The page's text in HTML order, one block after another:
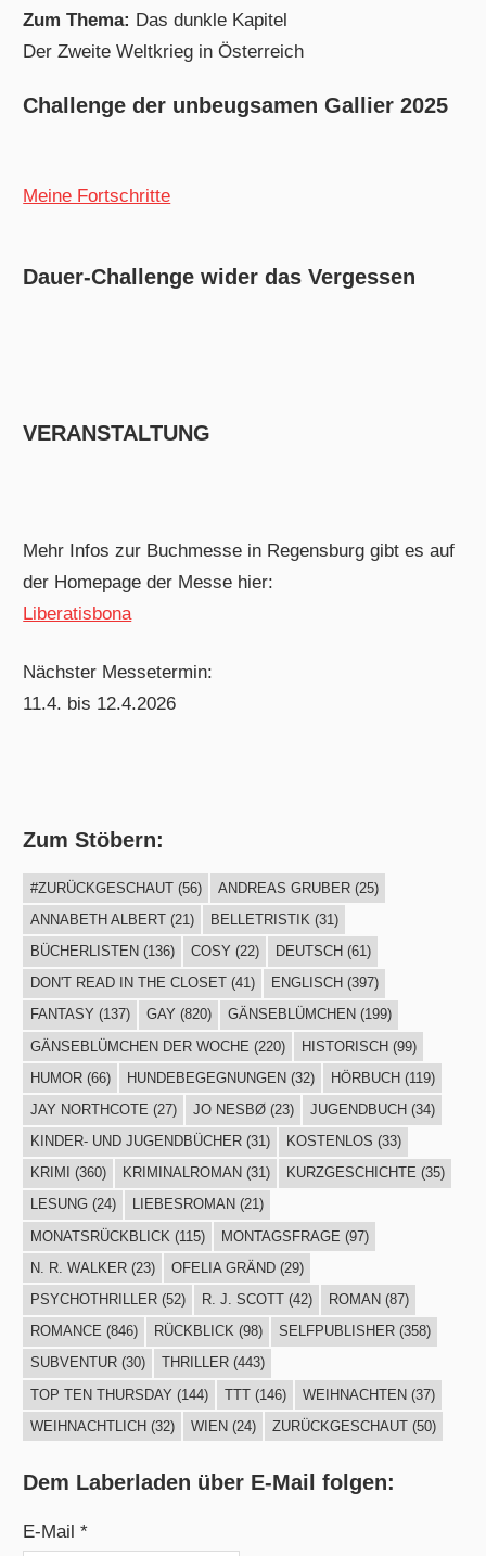
Zum Thema: Das dunkle Kapitel
Der Zweite Weltkrieg in Österreich
Challenge der unbeugsamen Gallier 2025
Meine Fortschritte
Dauer-Challenge wider das Vergessen
VERANSTALTUNG
Mehr Infos zur Buchmesse in Regensburg gibt es auf
der Homepage der Messe hier:
Liberatisbona
Nächster Messetermin:
11.4. bis 12.4.2026
Zum Stöbern:
#ZURÜCKGESCHAUT(56) ANDREAS GRUBER(25)
ANNABETH ALBERT(21) BELLETRISTIK (31)
BÜCHERLISTEN (136) COSY (22) DEUTSCH (61)
DON'T READ IN THE CLOSET(41) ENGLISCH (397)
FANTASY (137) GAY (820) GÄNSEBLÜMCHEN (199)
GÄNSEBLÜMCHEN DER WOCHE (220) HISTORISCH(99)
HUMOR(66) HUNDEBEGEGNUNGEN(32) HÖRBUCH(119)
JAY NORTHCOTE (27) JO NESBØ(23) JUGENDBUCH (34)
KINDER- UND JUGENDBÜCHER(31) KOSTENLOS (33)
KRIMI
(360) KRIMINALROMAN (31) KURZGESCHICHTE (35)
LESUNG(24) LIEBESROMAN (21)
MONATSRÜCKBLICK (115) MONTAGSFRAGE (97)
N. R. WALKER(23) OFELIA GRÄND(29)
PSYCHOTHRILLER(52) R. J. SCOTT(42) ROMAN (87)
ROMANCE (846) RÜCKBLICK(98) SELFPUBLISHER(358)
SUBVENTUR(30) THRILLER(443)
TOP TEN THURSDAY (144) TTT(146) WEIHNACHTEN(37)
WEIHNACHTLICH (32) WIEN (24) ZURÜCKGESCHAUT(50)
Dem Laberladen über E-Mail folgen:
E-Mail *